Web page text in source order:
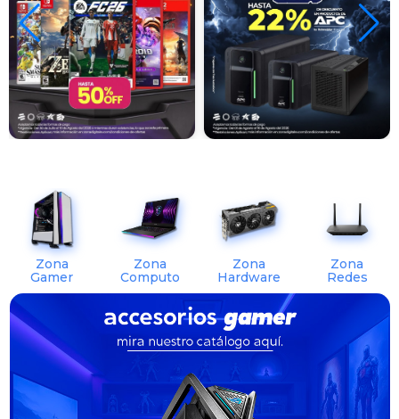
Zona
Gamer
Zona
Computo
Zona
Hardware
Zona
Redes